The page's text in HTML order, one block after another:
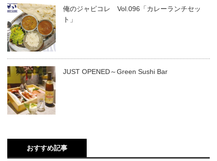
俺のジャピコレ Vol.096「カレーランチセッ
ト」
JUST OPENED～Green Sushi Bar
おすすめ記事